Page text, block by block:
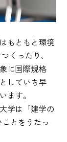
もともと環境
くったり、
に国際規格
していち早
ます。
学は「建学の
とをうたっ